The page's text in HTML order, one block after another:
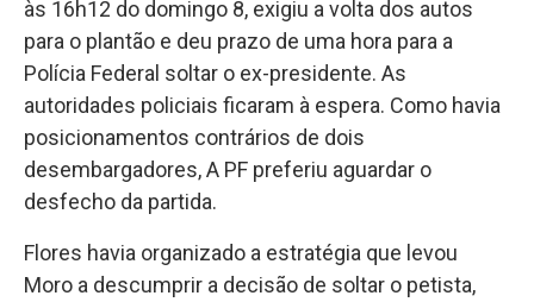
às 16h12 do domingo 8, exigiu a volta dos autos
para o plantão e deu prazo de uma hora para a
Polícia Federal soltar o ex-presidente. As
autoridades policiais ficaram à espera. Como havia
posicionamentos contrários de dois
desembargadores, A PF preferiu aguardar o
desfecho da partida.
Flores havia organizado a estratégia que levou
Moro a descumprir a decisão de soltar o petista,